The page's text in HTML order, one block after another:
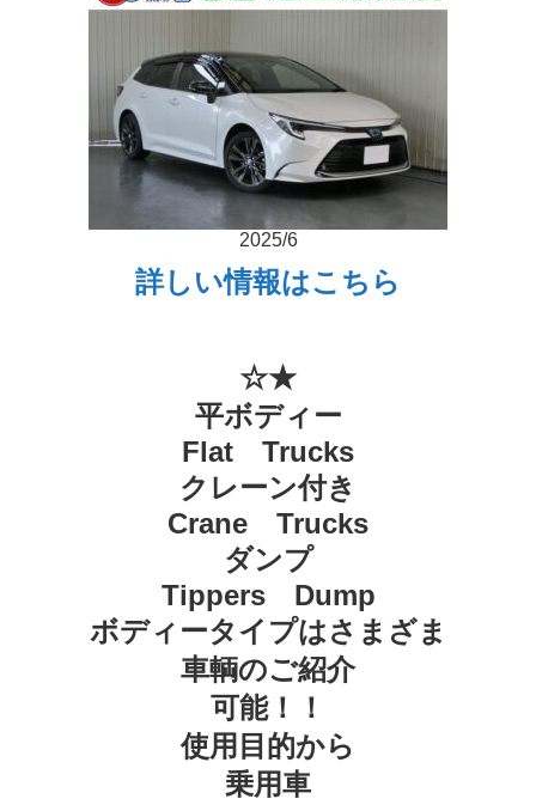
2025/6
詳しい情報はこちら
☆★
平ボディー
Flat Trucks
クレーン付き
Crane Trucks
ダンプ
Tippers Dump
ボディータイプはさまざま
車輌のご紹介
可能！！
使用目的から
乗用車